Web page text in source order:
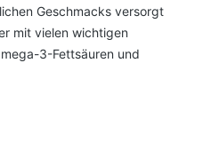
Geschmacks versorgt
mit vielen wichtigen
3-Fettsäuren und